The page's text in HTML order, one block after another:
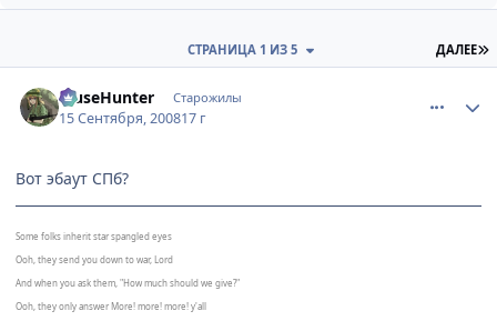
ДАЛЕЕ
СТРАНИЦА 1 ИЗ 5
MuseHunter Старожилы
15 Сентября, 200817 г
Вот эбаут СПб?
Some folks inherit star spangled eyes
Ooh, they send you down to war, Lord
And when you ask them, "How much should we give?"
Ooh, they only answer More! more! more! y'all